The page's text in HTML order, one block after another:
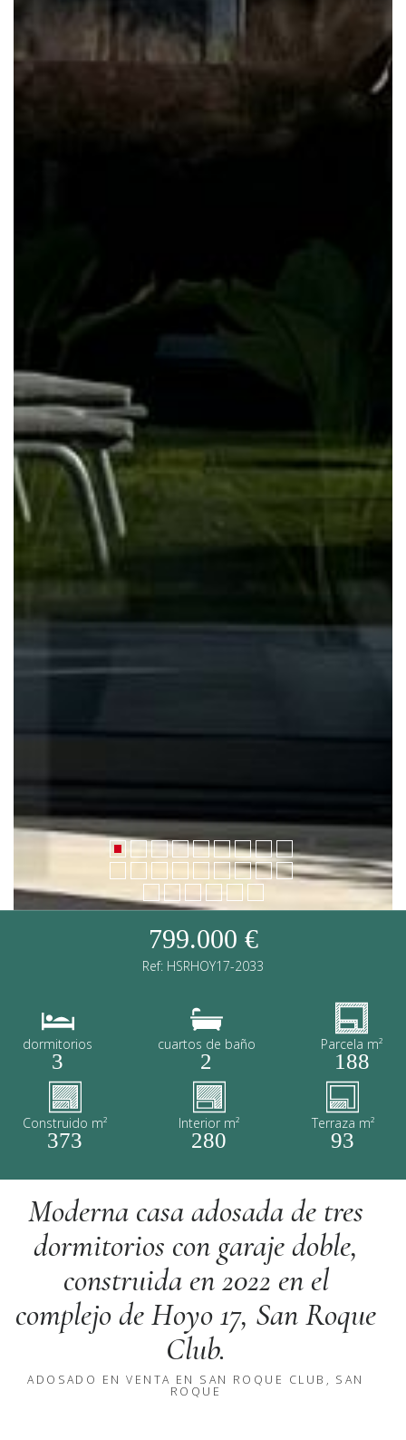
799.000 €
Ref: HSRHOY17-2033
dormitorios
3
cuartos de baño
2
Parcela m²
188
Construido m²
373
Interior m²
280
Terraza m²
93
Moderna casa adosada de tres
dormitorios con garaje doble,
construida en 2022 en el
complejo de Hoyo 17, San Roque
Club.
ADOSADO EN VENTA EN SAN ROQUE CLUB, SAN
ROQUE